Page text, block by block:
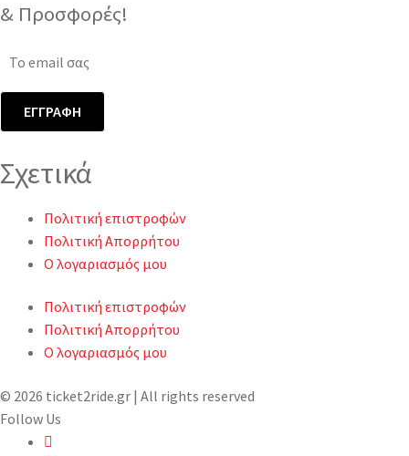
& Προσφορές!
Σχετικά
Πολιτική επιστροφών
Πολιτική Απορρήτου
Ο λογαριασμός μου
Πολιτική επιστροφών
Πολιτική Απορρήτου
Ο λογαριασμός μου
© 2026 ticket2ride.gr | All rights reserved
Follow Us